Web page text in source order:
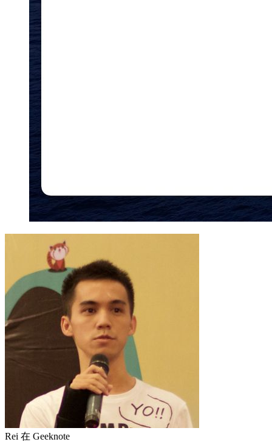
Rei 在 Geeknote